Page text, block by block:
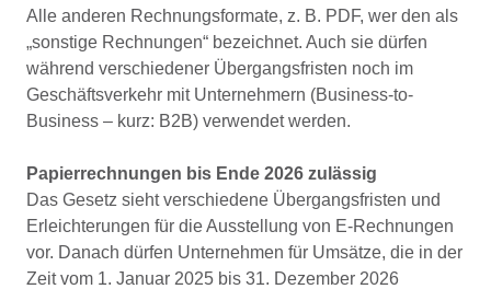
Alle anderen Rechnungsformate, z. B. PDF, wer den als
„sonstige Rechnungen“ bezeichnet. Auch sie dürfen
während verschiedener Übergangsfristen noch im
Geschäftsverkehr mit Unternehmern (Business-to-
Business – kurz: B2B) verwendet werden.
Papierrechnungen bis Ende 2026 zulässig
Das Gesetz sieht verschiedene Übergangsfristen und
Erleichterungen für die Ausstellung von E-Rechnungen
vor. Danach dürfen Unternehmen für Umsätze, die in der
Zeit vom 1. Januar 2025 bis 31. Dezember 2026